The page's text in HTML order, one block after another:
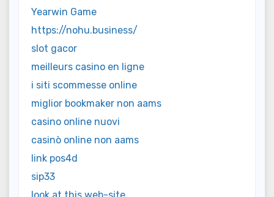
Yearwin Game
https://nohu.business/
slot gacor
meilleurs casino en ligne
i siti scommesse online
miglior bookmaker non aams
casino online nuovi
casinò online non aams
link pos4d
sip33